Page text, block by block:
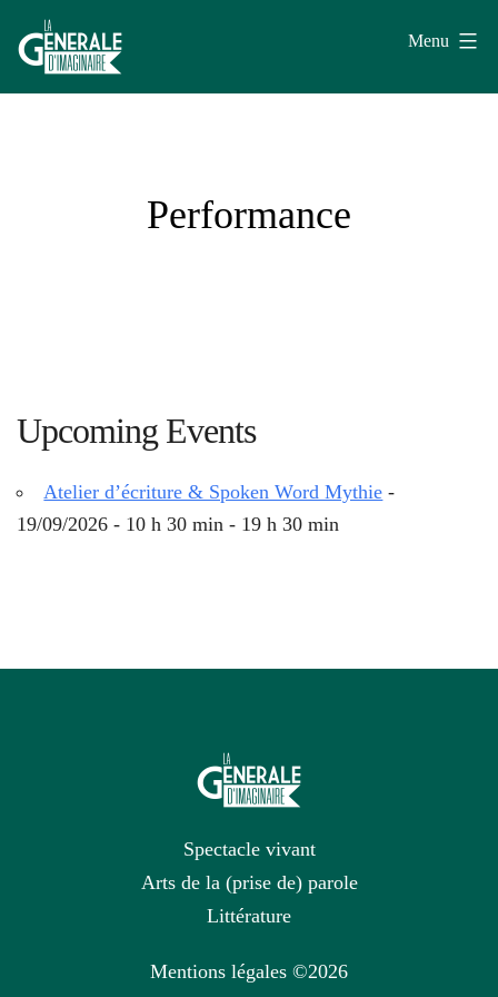
au
contenu
Menu
Performance
Upcoming Events
Atelier d’écriture & Spoken Word Mythie -
19/09/2026 - 10 h 30 min - 19 h 30 min
Spectacle vivant
Arts de la (prise de) parole
Littérature
Mentions légales ©2026